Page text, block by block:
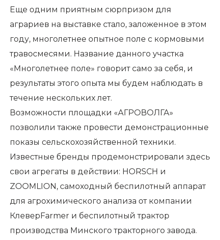
Еще одним приятным сюрпризом для
аграриев на выставке стало, заложенное в этом
году, многолетнее опытное поле с кормовыми
травосмесями. Название данного участка
«Многолетнее поле» говорит само за себя, и
результаты этого опыта мы будем наблюдать в
течение нескольких лет.
Возможности площадки «АГРОВОЛГА»
позволили также провести демонстрационные
показы сельскохозяйственной техники.
Известные бренды продемонстрировали здесь
свои агрегаты в действии: HORSCH и
ZOOMLION, самоходный беспилотный аппарат
для агрохимического анализа от компании
КлеверFarmer и беспилотный трактор
производства Минского тракторного завода.